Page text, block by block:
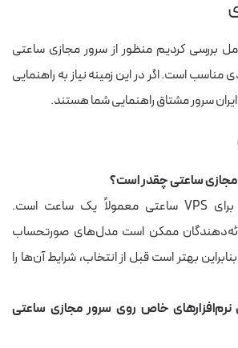
بررسی کردیم منظور از سرور مجازی ساعتی
است. اگر در این زمینه نیاز به راهنمایی
ایران سرور مشتاق راهنمایی شما هستند.
حداقل دوره پرداخت برای VPS ساعتی معمولاً یک ساعت است.
ممکن است مدل‌های صورتحساب
بهتر است قبل از انتخاب، شرایط آن‌ها را
نرم‌افزارهای خاص روی سرور مجازی ساعتی